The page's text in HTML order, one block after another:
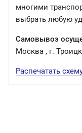
многими
выбрать любую
Самовывоз
Москва , г.
Распечатать